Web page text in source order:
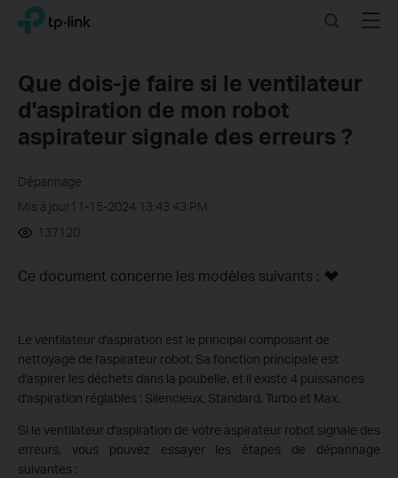
Click
navigation
TP-Link, Reliably Smart SearchMenu
Que dois-je faire si le ventilateur
d'aspiration de mon robot
aspirateur signale des erreurs ?
Dépannage
Mis à jour11-15-2024 13:43:43 PM
137120
Ce document concerne les modèles suivants :
Le ventilateur d'aspiration est le principal composant de
nettoyage de l'aspirateur robot. Sa fonction principale est
d'aspirer les déchets dans la poubelle, et il existe 4 puissances
d'aspiration réglables : Silencieux, Standard, Turbo et Max.
Si le ventilateur d'aspiration de votre aspirateur robot signale des
erreurs, vous pouvez essayer les étapes de dépannage
suivantes :